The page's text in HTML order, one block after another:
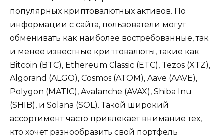
популярных криптовалютных активов. По
информации с сайта, пользователи могут
обменивать как наиболее востребованные, так
и менее известные криптовалюты, такие как
Bitcoin (BTC), Ethereum Classic (ETC), Tezos (XTZ),
Algorand (ALGO), Cosmos (ATOM), Aave (AAVE),
Polygon (MATIC), Avalanche (AVAX), Shiba Inu
(SHIB), и Solana (SOL). Такой широкий
ассортимент часто привлекает внимание тех,
кто хочет разнообразить свой портфель